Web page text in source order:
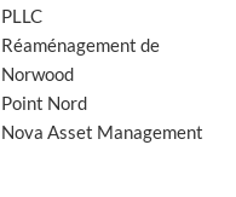
PLLC
Réaménagement de
Norwood
Point Nord
Nova Asset Management